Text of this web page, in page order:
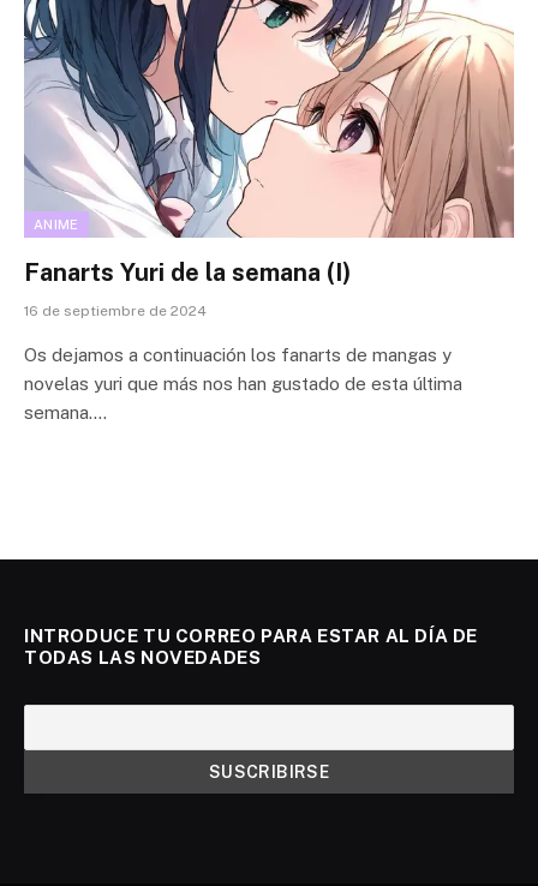
ANIME
Fanarts Yuri de la semana (I)
16 de septiembre de 2024
Os dejamos a continuación los fanarts de mangas y
novelas yuri que más nos han gustado de esta última
semana.…
INTRODUCE TU CORREO PARA ESTAR AL DÍA DE
TODAS LAS NOVEDADES